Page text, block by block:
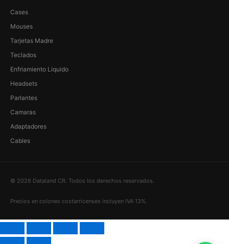
Cases
Mouses
Tarjetas Madre
Teclados
Enfriamiento Liquido
Headsets
Parlantes
Camaras
Adaptadores
Cables
© 2026 Dataland CR. Todos los derechos reservados.
Precios en colones costarricenses incluyen IVA 13%.